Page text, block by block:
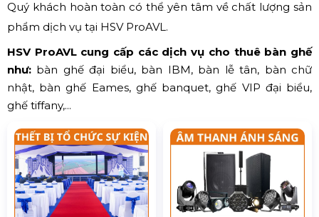
Quý khách hoàn toàn có thể yên tâm về chất lượng sản
phẩm dịch vụ tại HSV ProAVL.
HSV ProAVL cung cấp các dịch vụ cho thuê bàn ghế
như: bàn ghế đại biểu, bàn IBM, bàn lễ tân, bàn chữ
nhật, bàn ghế Eames, ghế banquet, ghế VIP đại biểu,
ghế tiffany,...